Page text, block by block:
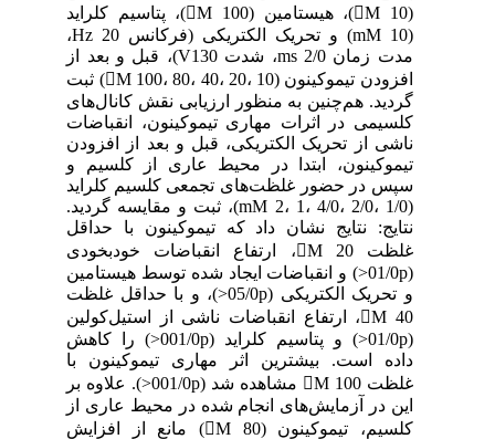
(M 10)، هیستامین (M 100)، پتاسیم کلراید
مدت زمان ms 2/0، شدت V130)، قبل و بعد از
افزودن تیموکینون (M 100، 80، 40، 20، 10) ثبت
گردید. هم‌چنین به منظور ارزیابی نقش کانال‌های
کلسیمی در اثرات مهاری تیموکینون، انقباضات
ناشی از تحریک الکتریکی، قبل و بعد از افزودن
تیموکینون، ابتدا در محیط عاری از کلسیم و
سپس در حضور غلظت‌های تجمعی کلسیم کلراید
(mM 2، 1، 4/0، 2/0، 1/0)، ثبت و مقایسه گردید.
نتایج: نتایج نشان داد که تیموکینون با حداقل
غلظت M 20، ارتفاع انقباضات خودبخودی
(01/0p<) و انقباضات ایجاد شده توسط هیستامین
و تحریک الکتریکی (05/0p<)، و با حداقل غلظت
M 40، ارتفاع انقباضات ناشی از استیل‌کولین
(01/0p<) و پتاسیم کلراید (001/0p<) را کاهش
داده است. بیشترین اثر مهاری تیموکینون با
غلظت M 100 مشاهده شد (001/0p<). علاوه بر
این در آزمایش‌های انجام شده در محیط عاری از
کلسیم، تیموکینون (M 80) مانع از افزایش